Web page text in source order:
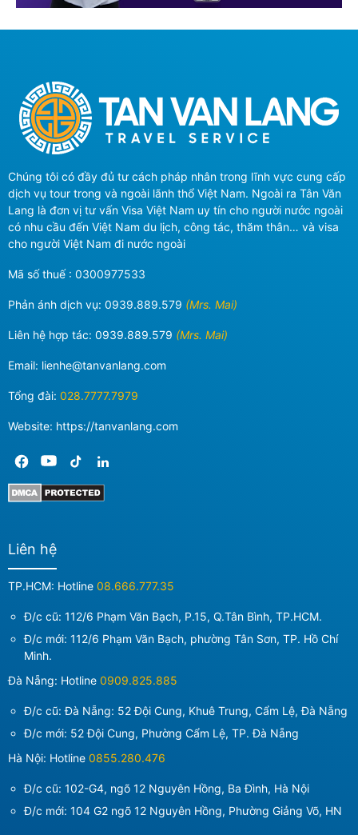
Chúng tôi có đầy đủ tư cách pháp nhân trong lĩnh vực cung cấp
dịch vụ tour trong và ngoài lãnh thổ Việt Nam. Ngoài ra Tân Văn
Lang là đơn vị tư vấn Visa Việt Nam uy tín cho người nước ngoài
có nhu cầu đến Việt Nam du lịch, công tác, thăm thân… và visa
cho người Việt Nam đi nước ngoài
Mã số thuế : 0300977533
Phản ánh dịch vụ: 0939.889.579 (Mrs. Mai)
Liên hệ hợp tác: 0939.889.579 (Mrs. Mai)
Email: lienhe@tanvanlang.com
Tổng đài: 028.7777.7979
Website: https://tanvanlang.com
Liên hệ
TP.HCM: Hotline 08.666.777.35
Đ/c cũ: 112/6 Phạm Văn Bạch, P.15, Q.Tân Bình, TP.HCM.
Đ/c mới: 112/6 Phạm Văn Bạch, phường Tân Sơn, TP. Hồ Chí
Minh.
Đà Nẵng: Hotline 0909.825.885
Đ/c cũ: Đà Nẵng: 52 Đội Cung, Khuê Trung, Cẩm Lệ, Đà Nẵng
Đ/c mới: 52 Đội Cung, Phường Cẩm Lệ, TP. Đà Nẵng
Hà Nội: Hotline 0855.280.476
Đ/c cũ: 102-G4, ngõ 12 Nguyên Hồng, Ba Đình, Hà Nội
Đ/c mới: 104 G2 ngõ 12 Nguyên Hồng, Phường Giảng Võ, HN